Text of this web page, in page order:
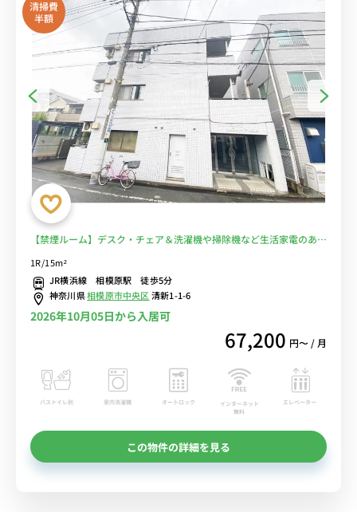
清掃費
半額
【禁煙ルーム】デスク・チェア＆洗濯機や掃除機など生活家電のある
なしでアクセス■選べるWi-Fi格安レンタル中！
1R/15m²
JR横浜線 相模原駅 徒歩5分
神奈川県相模原市中央区清新1-1-6
2026年10月05日から入居可
67,200 円〜 / 月
バストイレ別 室内洗濯機 オートロック
インターネット
無料
エレベーター
この物件の詳細を見る